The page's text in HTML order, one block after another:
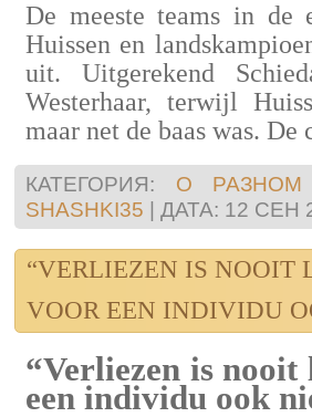
De meeste teams in de
Huissen en
uit. Uitgerekend
Westerhaar, terwijl
maar net de baas was.
КАТЕГОРИЯ: О РАЗНОМ
SHASHKI35 | ДАТА: 12 СЕН
“VERLIEZEN IS NOOIT
VOOR EEN INDIVIDU
“Verliezen is
een individu ook